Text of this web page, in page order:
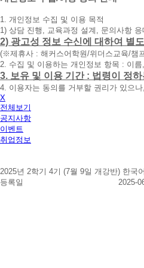
휴
대
폰
번
호
를
입
력
하
시
면
빠
간
내
1. 개인정보 수집 및 이용 목적
1) 상담 진행, 교육과정 설계, 문의사항 응
2) 광고성 정보 수신에 대하여 별
(※제휴사 : 해커스어학원/위더스교육/챔
2. 수집 및 이용하는 개인정보 항목 : 이
3. 보유 및 이용 기간 : 법령이 정
4. 이용자는 동의를 거부할 권리가 있으
X
전체보기
공지사항
이벤트
취업정보
2025년 2학기 4기 (7월 9일 개강반) 한국
등록일
2025-